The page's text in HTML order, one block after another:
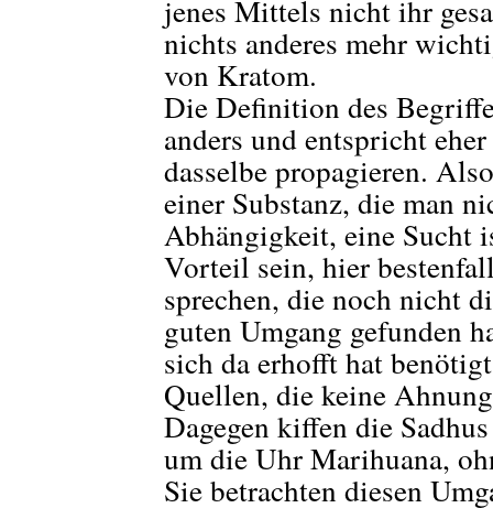
jenes Mittels nicht ihr
nichts anderes mehr
von Kratom.
Die Definition des
anders und entspricht
dasselbe propagieren.
einer Substanz, die man
Abhängigkeit, eine Sucht
Vorteil sein, hier
sprechen, die noch nicht
guten Umgang gefunden
sich da erhofft hat
Quellen, die keine
Dagegen kiffen die
um die Uhr Marihuana,
Sie betrachten diesen